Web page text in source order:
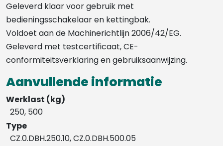
Geleverd klaar voor gebruik met
bedieningsschakelaar en kettingbak.
Voldoet aan de Machinerichtlijn 2006/42/EG.
Geleverd met testcertificaat, CE-
conformiteitsverklaring en gebruiksaanwijzing.
Aanvullende informatie
Werklast (kg)
250, 500
Type
CZ.0.DBH.250.10, CZ.0.DBH.500.05